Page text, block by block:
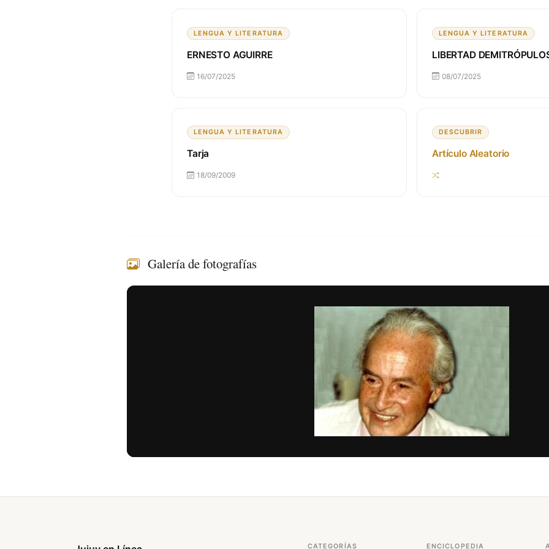
LENGUA Y LITERATURA
ERNESTO AGUIRRE
16/07/2025
LENGUA Y LITERATURA
LIBERTAD
08/07/2025
LENGUA Y LITERATURA
Tarja
18/09/2009
DESCUBRIR
Artículo Aleatorio
Galería de fotografías
CATEGORÍAS ENCICLOPEDIA